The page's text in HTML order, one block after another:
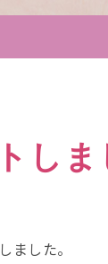
しま
した。